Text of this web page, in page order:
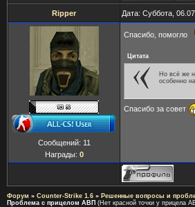
Ripper Дата: Суббота,
Сообщений: 11
Награды: 0
Спасибо, помогло
Цитата
Но всё же
особенно
Спасибо за совет
Форум » Counter-Strike 1.6 » Решенные вопросы и
Проблема с прицелом АВП (Нет красной точки у прицела